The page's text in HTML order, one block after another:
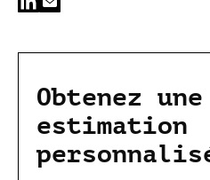
Obtenez une
estimation